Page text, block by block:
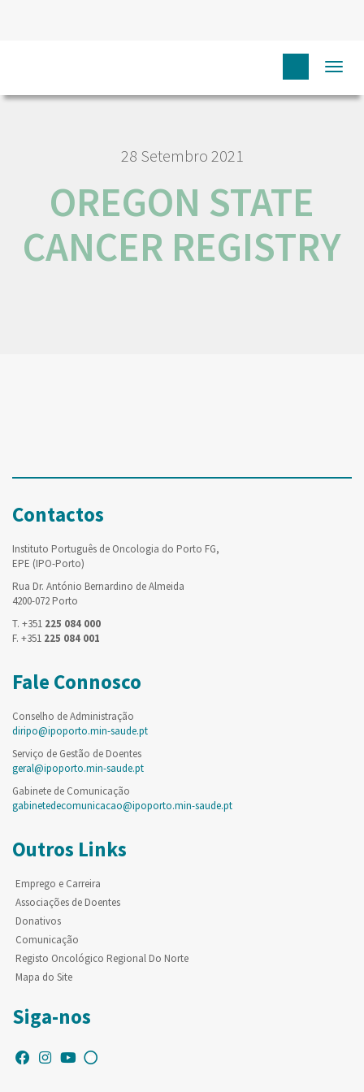
OREGON STATE CANCER REGISTRY
28 Setembro 2021
OREGON STATE
CANCER REGISTRY
Contactos
Instituto Português de Oncologia do Porto FG,
EPE (IPO-Porto)
Rua Dr. António Bernardino de Almeida
4200-072 Porto
T. +351 225 084 000
F. +351 225 084 001
Fale Connosco
Conselho de Administração
diripo@ipoporto.min-saude.pt
Serviço de Gestão de Doentes
geral@ipoporto.min-saude.pt
Gabinete de Comunicação
gabinetedecomunicacao@ipoporto.min-saude.pt
Outros Links
Emprego e Carreira
Associações de Doentes
Donativos
Comunicação
Registo Oncológico Regional Do Norte
Mapa do Site
Siga-nos